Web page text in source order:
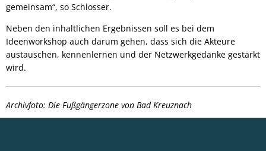
gemeinsam“, so Schlosser.
Neben den inhaltlichen Ergebnissen soll es bei dem
Ideenworkshop auch darum gehen, dass sich die Akteure
austauschen, kennenlernen und der Netzwerkgedanke gestärkt
wird.
Archivfoto: Die Fußgängerzone von Bad Kreuznach